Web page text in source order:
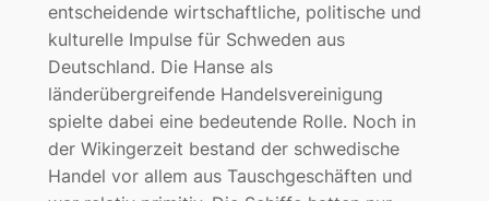
entscheidende wirtschaftliche, politische und
kulturelle Impulse für Schweden aus
Deutschland. Die Hanse als
länderübergreifende Handelsvereinigung
spielte dabei eine bedeutende Rolle. Noch in
der Wikingerzeit bestand der schwedische
Handel vor allem aus Tauschgeschäften und